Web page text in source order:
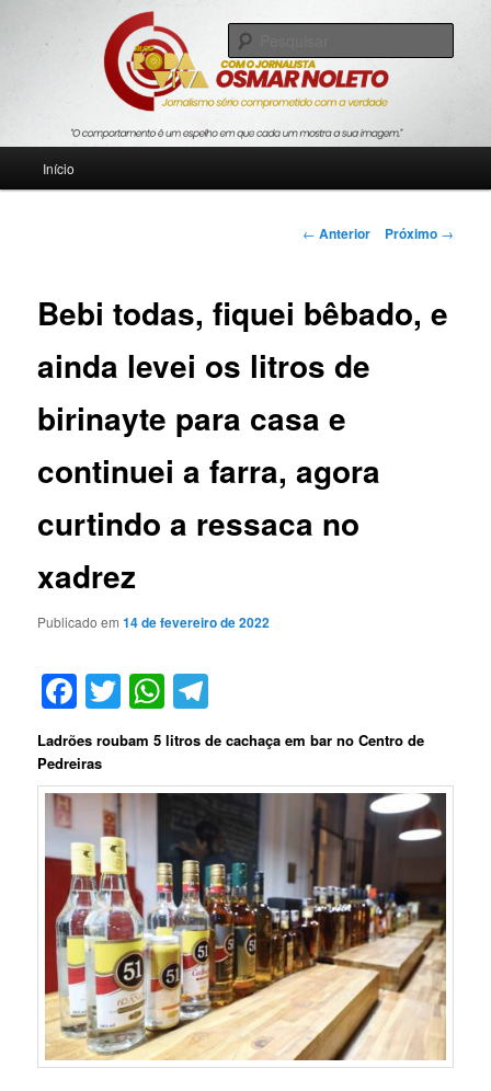
Blog Roda Viva
Jornalismo sério comprometido com a verdade
Início
Navegação
← Anterior Próximo →
Bebi todas, fiquei bêbado, e
ainda levei os litros de
birinayte para casa e
continuei a farra, agora
curtindo a ressaca no
xadrez
Publicado em14 de fevereiro de 2022
Facebook
TwitterWhatsApp
Ladrões roubam 5 litros de cachaça em bar no Centro de
Pedreiras